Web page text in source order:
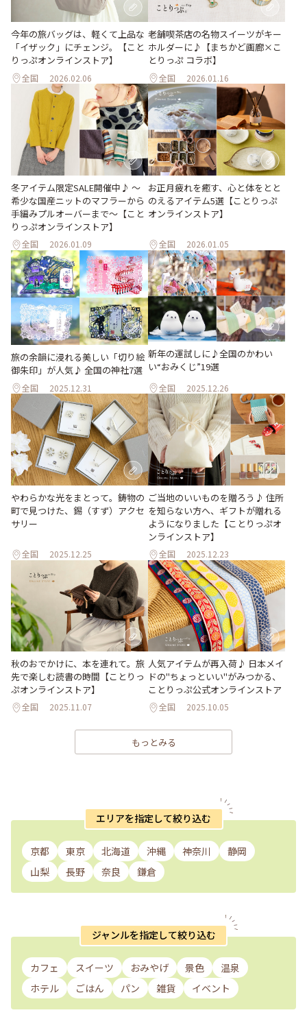
今年の旅バッグは、軽くて上品な
「イザック」にチェンジ。【こと
りっぷオンラインストア】
全国 2026.02.06
老舗喫茶店の名物スイーツがキー
ホルダーに♪【まちかど画廊×こ
とりっぷ コラボ】
全国 2026.01.16
冬アイテム限定SALE開催中♪ ～
希少な国産ニットのマフラーから
手編みプルオーバーまで～【こと
りっぷオンラインストア】
全国 2026.01.09
お正月疲れを癒す、心と体をとと
のえるアイテム5選【ことりっぷ
オンラインストア】
全国 2026.01.05
旅の余韻に浸れる美しい「切り絵
御朱印」が人気♪ 全国の神社7選
全国 2025.12.31
新年の運試しに♪全国のかわい
い“おみくじ”19選
全国 2025.12.26
やわらかな光をまとって。鋳物の
町で見つけた、錫（すず）アクセ
サリー
全国 2025.12.25
ご当地のいいものを贈ろう♪ 住所
を知らない方へ、ギフトが贈れる
ようになりました【ことりっぷオ
ンラインストア】
全国 2025.12.23
秋のおでかけに、本を連れて。旅
先で楽しむ読書の時間【ことりっ
ぷオンラインストア】
全国 2025.11.07
人気アイテムが再入荷♪ 日本メイ
ドの"ちょっといい"がみつかる、
ことりっぷ公式オンラインストア
全国 2025.10.05
もっとみる
エリアを指定して絞り込む
京都 東京 北海道 沖縄 神奈川
静岡
山梨
長野 奈良 鎌倉
ジャンルを指定して絞り込む
カフェ スイーツ おみやげ 景色
温泉
ホテル
ごはん パン 雑貨 イベント